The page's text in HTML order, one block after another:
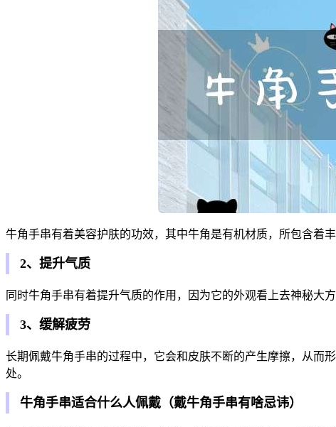
牛角手串有着美容护肤的功效，其中牛角是有机材质，所包含着
2、提升气质
同时牛角手串有着提升气质的作用，因为它的外观看上去神秘大
3、缓解疲劳
长期佩戴牛角手串的过程中，它会和皮肤不断的产生摩擦，从而
处。
牛角手串适合什么人佩戴（戴牛角手串有啥忌讳）